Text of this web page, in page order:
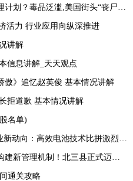
泛滥,美国街头“丧尸”遍地 白宫:新兴威胁
活力 行业应用向纵深推进
讲解
信息讲解_天天观点
傲》追忆赵英俊 基本情况讲解
拒道歉 基本情况讲解
名单)
电池技术比拼激烈 光伏厂商掘金第二赛道
制！北三县正式迈入“北京管理”时代！
通关攻略